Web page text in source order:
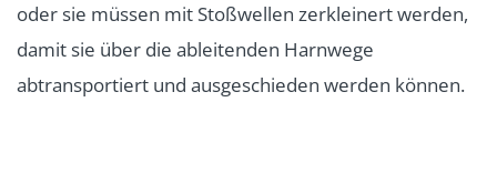
oder sie müssen mit Stoßwellen zerkleinert werden,
damit sie über die ableitenden Harnwege
abtransportiert und ausgeschieden werden können.